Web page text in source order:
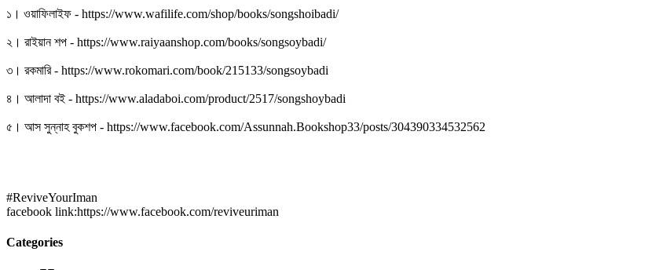
১। ওয়াফিলাইফ - https://www.wafilife.com/shop/books/songshoibadi/
২। রাইয়ান শপ - https://www.raiyaanshop.com/books/songsoybadi/
৩। রকমারি - https://www.rokomari.com/book/215133/songsoybadi
৪। আলাদা বই - https://www.aladaboi.com/product/2517/songshoybadi
৫। আস সুন্নাহ বুকশপ - https://www.facebook.com/Assunnah.Bookshop33/posts/304390334532562
#ReviveYourIman
facebook link:https://www.facebook.com/reviveuriman
Categories